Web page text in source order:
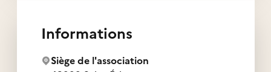
Informations
Siège de l'association